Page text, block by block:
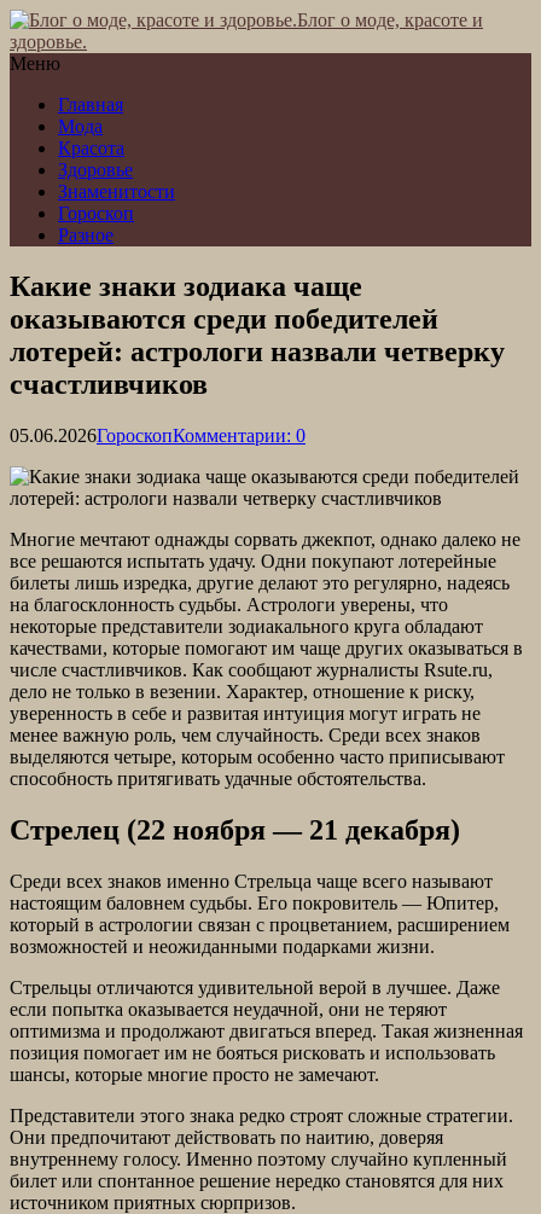
Блог о моде, красоте и
здоровье.
Меню
Главная
Мода
Красота
Здоровье
Знаменитости
Гороскоп
Разное
Какие знаки зодиака чаще
оказываются среди победителей
лотерей: астрологи назвали четверку
счастливчиков
05.06.2026ГороскопКомментарии: 0
Многие мечтают однажды сорвать джекпот, однако далеко не
все решаются испытать удачу. Одни покупают лотерейные
билеты лишь изредка, другие делают это регулярно, надеясь
на благосклонность судьбы. Астрологи уверены, что
некоторые представители зодиакального круга обладают
качествами, которые помогают им чаще других оказываться в
числе счастливчиков. Как сообщают журналисты Rsute.ru,
дело не только в везении. Характер, отношение к риску,
уверенность в себе и развитая интуиция могут играть не
менее важную роль, чем случайность. Среди всех знаков
выделяются четыре, которым особенно часто приписывают
способность притягивать удачные обстоятельства.
Стрелец (22 ноября — 21 декабря)
Среди всех знаков именно Стрельца чаще всего называют
настоящим баловнем судьбы. Его покровитель — Юпитер,
который в астрологии связан с процветанием, расширением
возможностей и неожиданными подарками жизни.
Стрельцы отличаются удивительной верой в лучшее. Даже
если попытка оказывается неудачной, они не теряют
оптимизма и продолжают двигаться вперед. Такая жизненная
позиция помогает им не бояться рисковать и использовать
шансы, которые многие просто не замечают.
Представители этого знака редко строят сложные стратегии.
Они предпочитают действовать по наитию, доверяя
внутреннему голосу. Именно поэтому случайно купленный
билет или спонтанное решение нередко становятся для них
источником приятных сюрпризов.